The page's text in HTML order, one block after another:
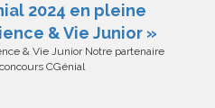
2024 en pleine
& Vie Junior »
& Vie Junior Notre partenaire
CGénial